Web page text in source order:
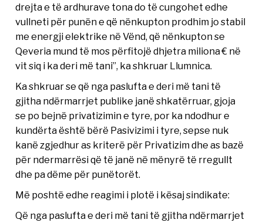
drejta e të ardhurave tona do të cungohet edhe
vullneti për punën e që nënkupton prodhim jo stabil
me energji elektrike në Vënd, që nënkupton se
Qeveria mund të mos përfitojë dhjetra miliona € në
vit siq i ka deri më tani”, ka shkruar Llumnica.
Ka shkruar se që nga paslufta e deri më tani të
gjitha ndërmarrjet publike janë shkatërruar, gjoja
se po bejnë privatizimin e tyre, por ka ndodhur e
kundërta është bërë Pasivizimi i tyre, sepse nuk
kanë zgjedhur as kriterë për Privatizim dhe as bazë
për ndermarrësi që të janë në mënyrë të rregullt
dhe pa dëme për punëtorët.
Më poshtë edhe reagimi i plotë i kësaj sindikate:
Që nga paslufta e deri më tani të gjitha ndërmarrjet